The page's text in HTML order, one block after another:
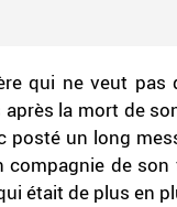
qui ne veut
la mort de
posté un long
compagnie de
était de plus en